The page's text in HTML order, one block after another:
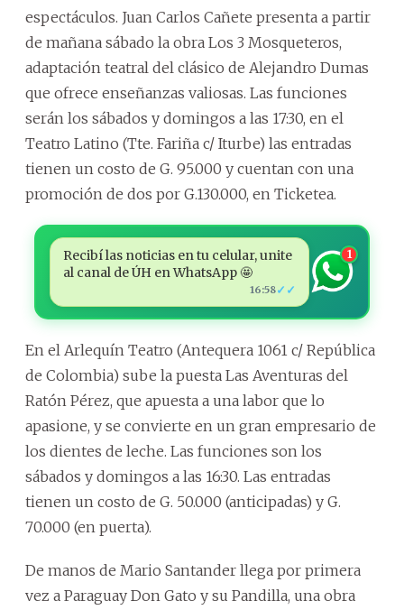
espectáculos. Juan Carlos Cañete presenta a partir
de mañana sábado la obra Los 3 Mosqueteros,
adaptación teatral del clásico de Alejandro Dumas
que ofrece enseñanzas valiosas. Las funciones
serán los sábados y domingos a las 17:30, en el
Teatro Latino (Tte. Fariña c/ Iturbe) las entradas
tienen un costo de G. 95.000 y cuentan con una
promoción de dos por G.130.000, en Ticketea.
Recibí las noticias en tu celular, unite
al canal de ÚH en WhatsApp 🤩
16:58✓✓
1
En el Arlequín Teatro (Antequera 1061 c/ República
de Colombia) sube la puesta Las Aventuras del
Ratón Pérez, que apuesta a una labor que lo
apasione, y se convierte en un gran empresario de
los dientes de leche. Las funciones son los
sábados y domingos a las 16:30. Las entradas
tienen un costo de G. 50.000 (anticipadas) y G.
70.000 (en puerta).
De manos de Mario Santander llega por primera
vez a Paraguay Don Gato y su Pandilla, una obra